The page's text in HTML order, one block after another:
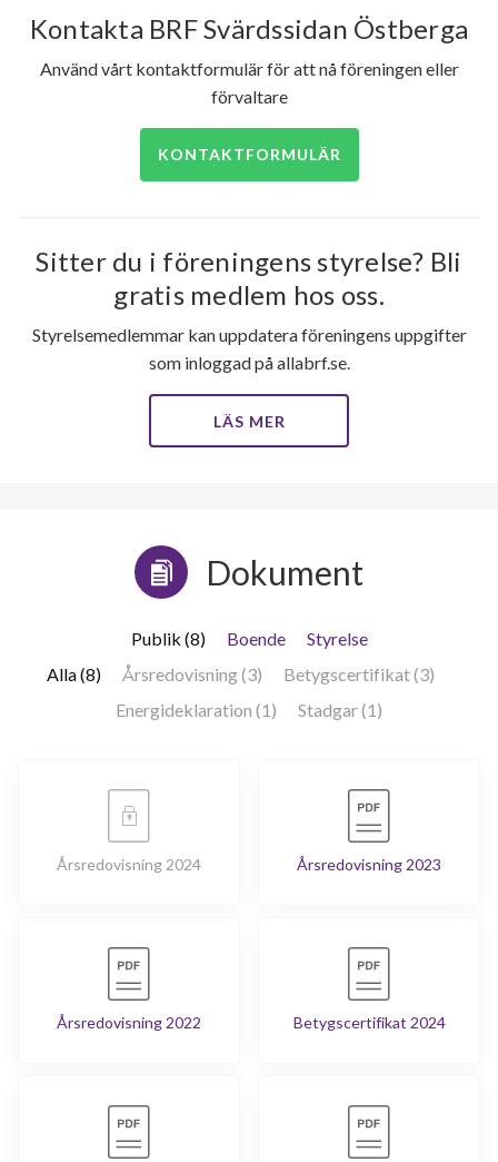
Kontakta BRF Svärdssidan Östberga
Använd vårt kontaktformulär för att nå föreningen eller
förvaltare
KONTAKTFORMULÄR
Sitter du i föreningens styrelse? Bli
gratis medlem hos oss.
Styrelsemedlemmar kan uppdatera föreningens uppgifter
som inloggad på allabrf.se.
LÄS MER
Dokument
Publik (8) Boende
Styrelse
Alla (8)
Årsredovisning (3)
Betygscertifikat (3)
Energideklaration (1)
Stadgar (1)
Årsredovisning 2024 Årsredovisning 2023
Årsredovisning 2022 Betygscertifikat 2024